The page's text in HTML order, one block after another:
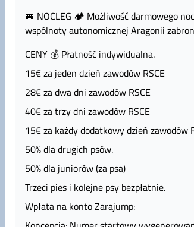
🚐 NOCLEG 🏕 Możliwość darmowego
wspólnoty autonomicznej Aragonii
CENY 💰 Płatność indywidualna.
15€ za jeden dzień zawodów RSCE
28€ za dwa dni zawodów RSCE
40€ za trzy dni zawodów RSCE
15€ za każdy dodatkowy dzień zawodów
50% dla drugich psów.
50% dla juniorów (za psa)
Trzeci pies i kolejne psy bezpłatnie.
Wpłata na konto Zarajump: